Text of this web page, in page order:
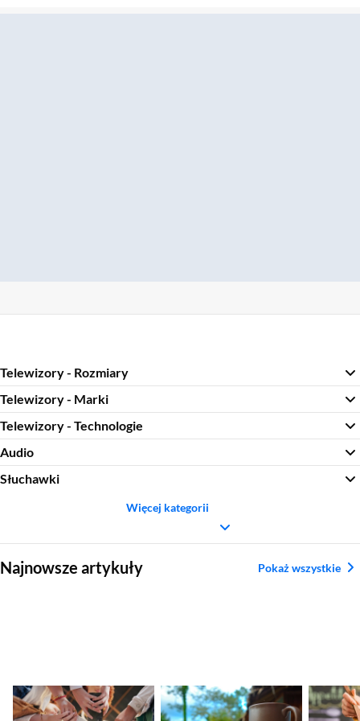
Telewizory - Rozmiary
Telewizory - Marki
Telewizory - Technologie
Audio
Słuchawki
Więcej kategorii
Najnowsze artykuły Pokaż wszystkie
Nadchodzące
premiery smartfonów
Ranking aparatów
kompaktowych.